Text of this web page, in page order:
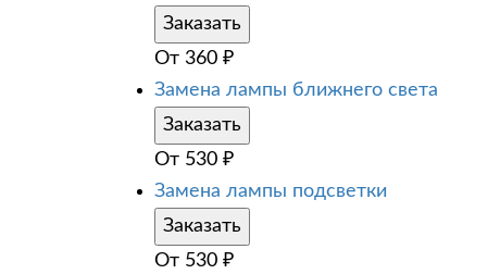
Заказать
От 360 ₽
Замена лампы ближнего света
Заказать
От 530 ₽
Замена лампы подсветки
Заказать
От 530 ₽